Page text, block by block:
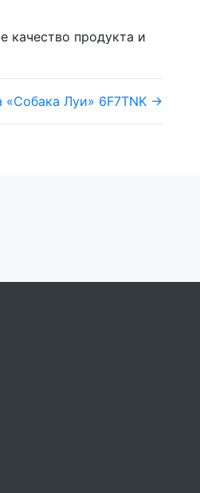
качество продукта и
«Собака Луи» 6F7TNK →